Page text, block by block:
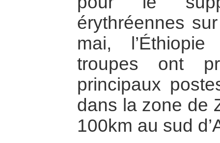
érythréennes
mai,
troupes ont
principaux
dans la zone de
100km au sud